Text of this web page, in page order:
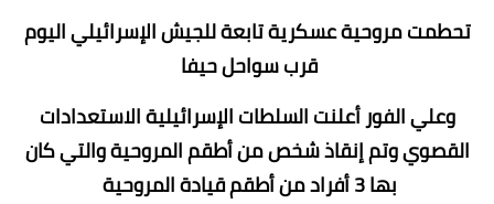
تحطمت مروحية عسكرية تابعة للجيش الإسرائيلي اليوم
قرب سواحل حيفا
وعلي الفور أعلنت السلطات الإسرائيلية الاستعدادات
القصوي وتم إنقاذ شخص من أطقم المروحية والتي كان
بها 3 أفراد من أطقم قيادة المروحية